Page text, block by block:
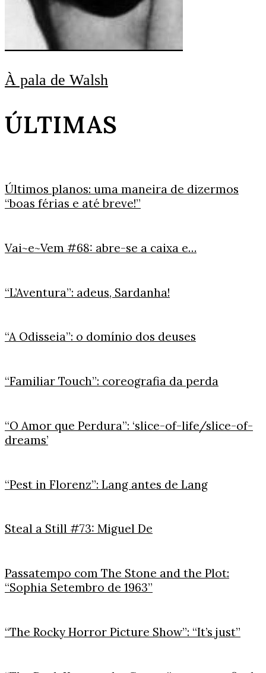
À pala de Walsh
ÚLTIMAS
Últimos planos: uma maneira de dizermos
“boas férias e até breve!”
Vai~e~Vem #68: abre-se a caixa e…
“L’Aventura”: adeus, Sardanha!
“A Odisseia”: o domínio dos deuses
“Familiar Touch”: coreografia da perda
“O Amor que Perdura”: ‘slice-of-life/slice-of-
dreams’
“Pest in Florenz”: Lang antes de Lang
Steal a Still #73: Miguel De
Passatempo com The Stone and the Plot:
“Sophia Setembro de 1963”
“The Rocky Horror Picture Show”: “It’s just”